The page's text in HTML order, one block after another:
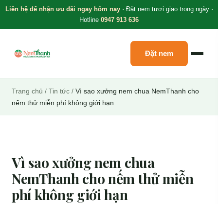
Liên hệ để nhận ưu đãi ngay hôm nay· Đặt nem tươi giao trong ngày ·
Hotline 0947 913 636
Đặt nem
Trang chủ / Tin tức / Vì sao xưởng nem chua NemThanh cho
nếm thử miễn phí không giới hạn
Vì sao xưởng nem chua
NemThanh cho nếm thử miễn
phí không giới hạn